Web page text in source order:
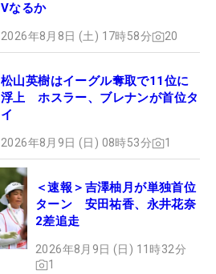
Vなるか
2026年8月8日 (土) 17時58分 20
松山英樹はイーグル奪取で11位に
浮上 ホスラー、ブレナンが首位タ
イ
2026年8月9日 (日) 08時53分 1
＜速報＞吉澤柚月が単独首位
ターン 安田祐香、永井花奈
2差追走
2026年8月9日 (日) 11時32分
1